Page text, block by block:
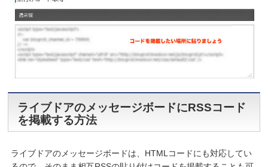
ライブドアのメッセージボードにRSSコード
を掲載する方法
ライブドアのメッセージボードは、HTMLコードにも対応してい